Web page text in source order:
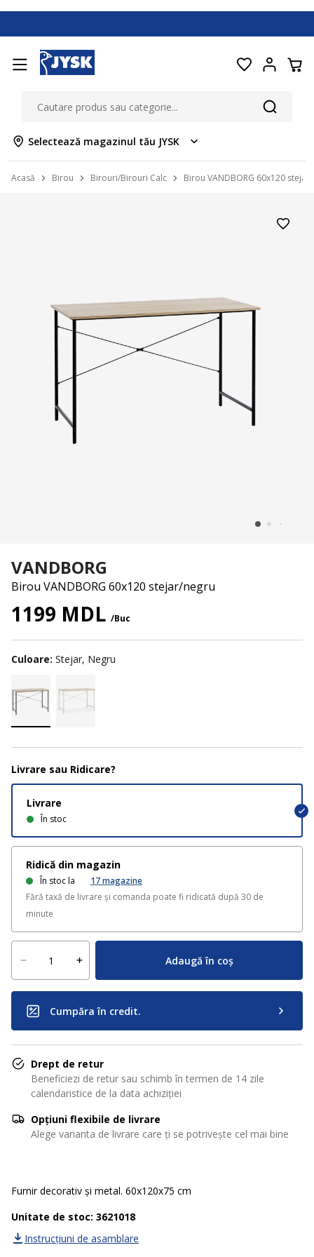
Selectează magazinul tău JYSK
Acasă Birou Birouri/Birouri Calc Birou VANDBORG 60x120
VANDBORG
Birou VANDBORG 60x120 stejar/negru
1199 MDL /Buc
Culoare: Stejar, Negru
Livrare sau Ridicare?
Livrare
În stoc
Ridică din magazin
În stoc la 17magazine
Fără taxă de livrare și comanda poate fi ridicată după 30 de
minute
Adaugă în coș
Cumpăra în credit.
Drept de retur
Beneficiezi de retur sau schimb în termen de 14 zile
calendaristice de la data achiziției
Opțiuni flexibile de livrare
Alege varianta de livrare care ți se potrivește cel mai bine
Furnir decorativ și metal. 60x120x75 cm
Unitate de stoc: 3621018
Instrucțiuni de asamblare